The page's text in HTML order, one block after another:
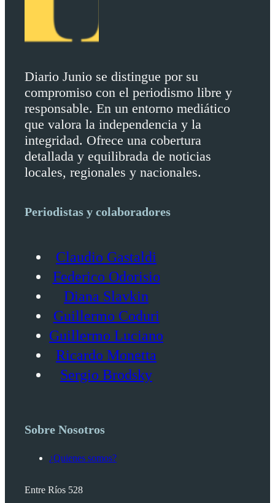
Diario Junio se distingue por su
compromiso con el periodismo libre y
responsable. En un entorno mediático
que valora la independencia y la
integridad. Ofrece una cobertura
detallada y equilibrada de noticias
locales, regionales y nacionales.
Periodistas y colaboradores
Claudio Gastaldi
Federico Odorisio
Diana Slavkin
Guillermo Coduri
Guillermo Luciano
Ricardo Monetta
Sergio Brodsky
Sobre Nosotros
¿Quienes somos?
Entre Ríos 528